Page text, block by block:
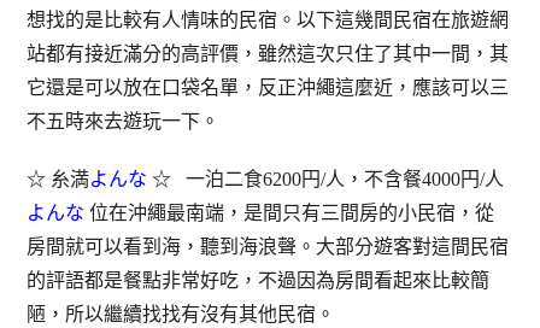
想找的是比較有人情味的民宿。以下這幾間民宿在旅遊網
站都有接近滿分的高評價，雖然這次只住了其中一間，其
它還是可以放在口袋名單，反正沖繩這麼近，應該可以三
不五時來去遊玩一下。
☆ 糸満よんな ☆ 一泊二食6200円/人，不含餐4000円/人
よんな 位在沖繩最南端，是間只有三間房的小民宿，從
房間就可以看到海，聽到海浪聲。大部分遊客對這間民宿
的評語都是餐點非常好吃，不過因為房間看起來比較簡
陋，所以繼續找找有沒有其他民宿。